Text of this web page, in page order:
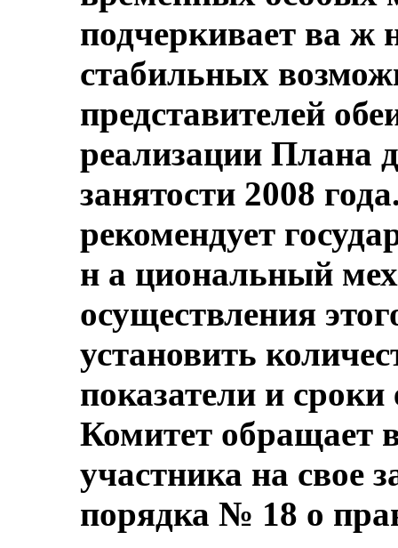
подчеркивает ва ж
стабильных
представителей
реализации Плана
занятости 2008
рекомендует
н а циональный
осуществления
установить
показатели и
Комитет обращает
участника на свое
порядка № 18 о